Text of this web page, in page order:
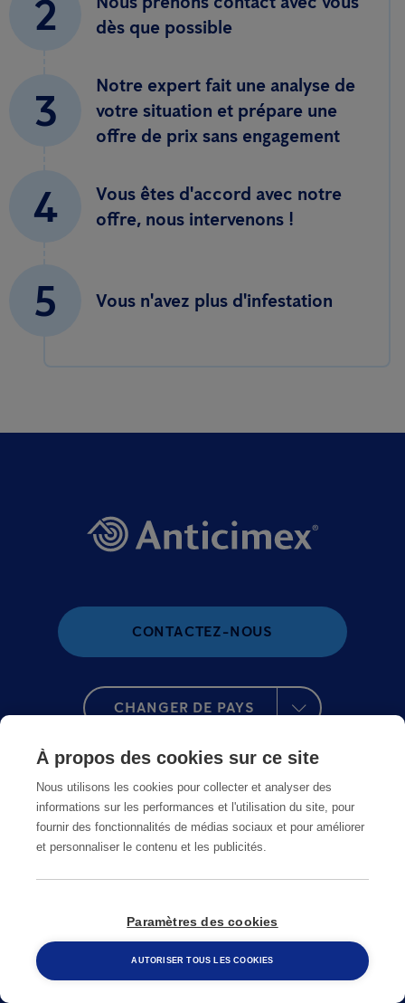
2
dès que possible
3
Notre expert fait une analyse de
votre situation et prépare une
offre de prix sans engagement
4
Vous êtes d'accord avec notre
offre, nous intervenons !
5 Vous n'avez plus d'infestation
CONTACTEZ-NOUS
CHANGER DE PAYS
À propos d'Anticimex
À propos des cookies sur ce site
Nous utilisons les cookies pour collecter et analyser des
informations sur les performances et l'utilisation du site, pour
fournir des fonctionnalités de médias sociaux et pour améliorer
et personnaliser le contenu et les publicités.
Paramètres des cookies
AUTORISER TOUS LES COOKIES